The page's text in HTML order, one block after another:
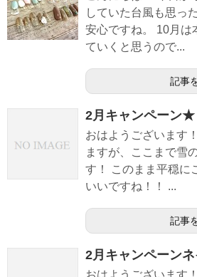
していた台風も思っ
安心ですね。 10月は
ていくと思うので...
記事
2月キャンペーン★
おはようございます
ますが、ここまで雪
す！ このまま平穏に
いいですね！！ ...
記事
2月キャンペーン